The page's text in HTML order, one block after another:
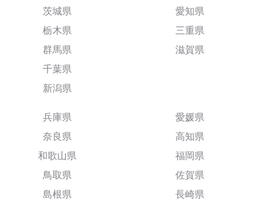
茨城県
栃木県
群馬県
千葉県
新潟県
愛知県
三重県
滋賀県
兵庫県
奈良県
和歌山県
鳥取県
島根県
愛媛県
高知県
福岡県
佐賀県
長崎県